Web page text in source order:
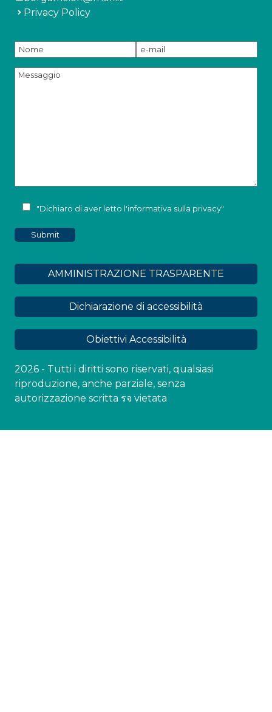
Privacy Policy
"Dichiaro di aver letto l'informativa sulla privacy"
AMMINISTRAZIONE TRASPARENTE
Dichiarazione di accessibilità
Obiettivi Accessibilità
2026 - Tutti i diritti sono riservati, qualsiasi
riproduzione, anche parziale, senza
autorizzazione scritta รจ vietata